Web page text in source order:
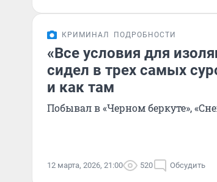
КРИМИНАЛ ПОДРОБНОСТИ
«Все условия для
сидел в трех самых
и как там
Побывал в «Черном беркуте»,
12 марта, 2026, 21:00 520 Обсудить